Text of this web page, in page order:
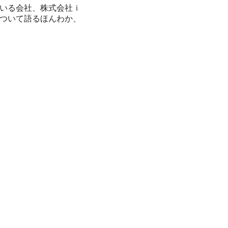
る会社、株式会社ｉ
いて語るほんわか、